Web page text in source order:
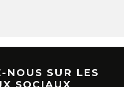
NOUS SUR LES
SOCIAUX